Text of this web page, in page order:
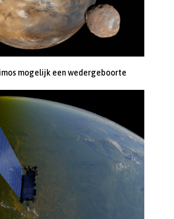
mogelijk een wedergeboorte